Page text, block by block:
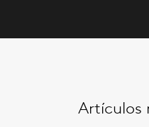
Artículos